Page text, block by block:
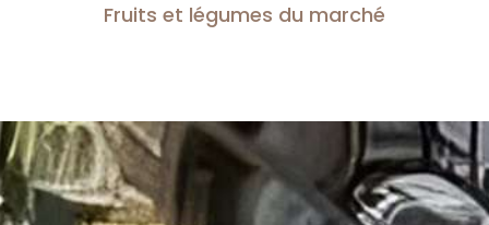
Fruits et légumes du marché